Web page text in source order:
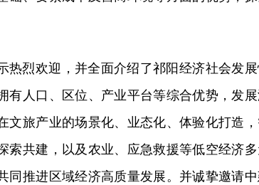
热烈欢迎，并全面介绍了祁阳经济社会发
有人口、区位、产业平台等综合优势，发
文旅产业的场景化、业态化、体验化打造
索共建，以及农业、应急救援等低空经济
同推进区域经济高质量发展。并诚挚邀请